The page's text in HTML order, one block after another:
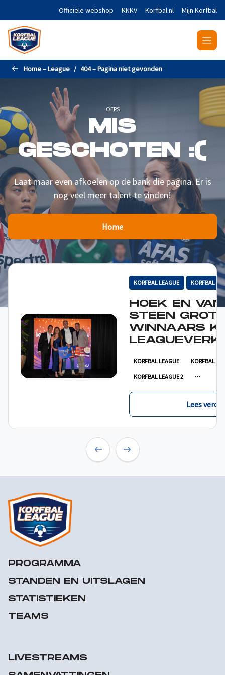
Naar de hoofdinhoud gaanOfficiële webshop KNKV Korfbal.nl Mijn Korfbal
Home – League 404 – Pagina niet gevonden
OEPS
MIS
GESCHOTEN :(
Laat maar even afkoelen op de bank die pagina. Er is
nog veel meer talent te vinden!
Home
KORFBAL LEAGUE KORFBAL
HOEK EN VAN
STEEN
WINNAARS
KORFBAL LEAGUE KORFBAL
KORFBAL LEAGUE 2
Lees verder
PROGRAMMA
STANDEN EN UITSLAGEN
STATISTIEKEN
TEAMS
LIVESTREAMS